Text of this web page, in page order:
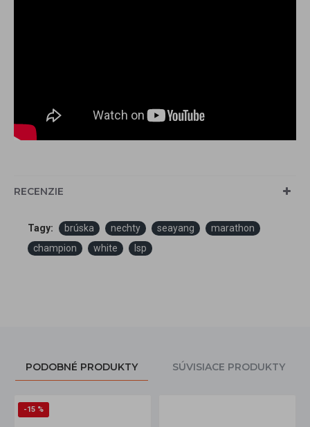
RECENZIE
Tagy: brúska nechty seayang
marathon
champion
white lsp
PODOBNÉ PRODUKTY SÚVISIACE PRODUKTY
-15 %